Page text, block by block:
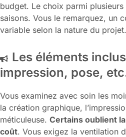
budget. Le choix parmi
saisons. Vous le remarquez, un
variable selon la nature du projet.
Les éléments
impression, pose,
Vous examinez avec soin les
la création graphique,
méticuleuse. Certains oublient
coût. Vous exigez la ventilation